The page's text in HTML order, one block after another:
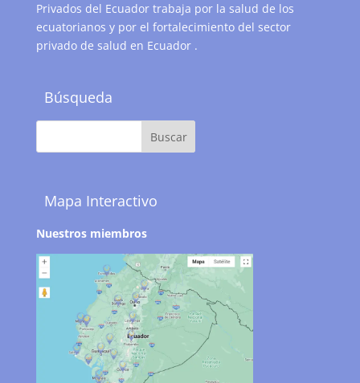
Privados del Ecuador trabaja por la salud de los
ecuatorianos y por el fortalecimiento del sector
privado de salud en Ecuador .
Búsqueda
Mapa Interactivo
Nuestros miembros